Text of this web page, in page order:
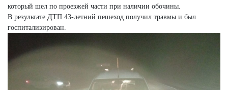
который шел по проезжей части при наличии обочины.
В результате ДТП 43-летний пешеход получил травмы и был
госпитализирован.